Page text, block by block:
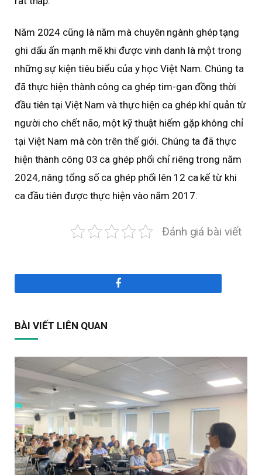
Năm 2024 cũng là năm mà chuyên ngành ghép tạng
ghi dấu ấn mạnh mẽ khi được vinh danh là một trong
những sự kiện tiêu biểu của y học Việt Nam. Chúng ta
đã thực hiện thành công ca ghép tim-gan đồng thời
đầu tiên tại Việt Nam và thực hiện ca ghép khí quản từ
người cho chết não, một kỹ thuật hiếm gặp không chỉ
tại Việt Nam mà còn trên thế giới. Chúng ta đã thực
hiện thành công 03 ca ghép phổi chỉ riêng trong năm
2024, nâng tổng số ca ghép phổi lên 12 ca kể từ khi
ca đầu tiên được thực hiện vào năm 2017.
Đánh giá bài viết
Facebook
BÀI VIẾT LIÊN QUAN